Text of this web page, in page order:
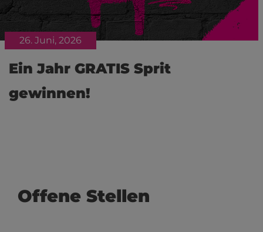
26. Juni, 2026
Ein Jahr GRATIS Sprit
gewinnen!
Offene Stellen